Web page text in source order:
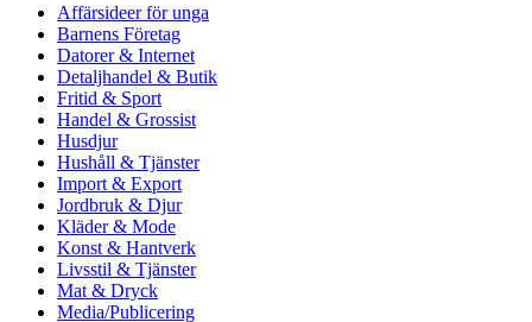
Affärsideer för unga
Barnens Företag
Datorer & Internet
Detaljhandel & Butik
Fritid & Sport
Handel & Grossist
Husdjur
Hushåll & Tjänster
Import & Export
Jordbruk & Djur
Kläder & Mode
Konst & Hantverk
Livsstil & Tjänster
Mat & Dryck
Media/Publicering